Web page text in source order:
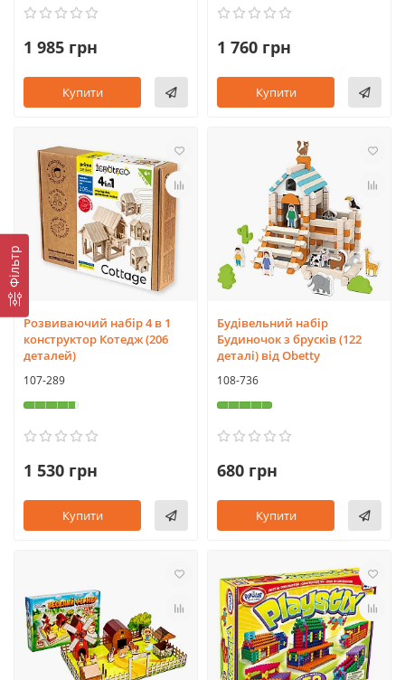
Фільтр
1 985 грн
Купити
1 760 грн
Купити
Розвиваючий набір 4 в 1
конструктор Котедж (206
деталей)
107-289
1 530 грн
Купити
Будівельний набір
Будиночок з брусків (122
деталі) від Obetty
108-736
680 грн
Купити